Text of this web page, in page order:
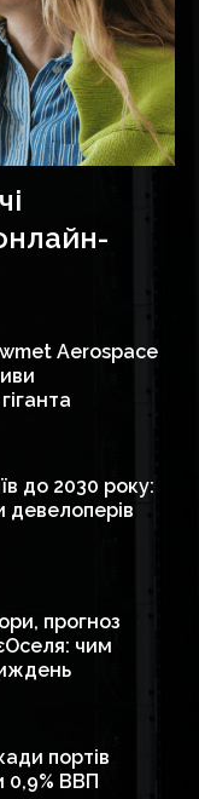
Aerospace
до 2030 року:
девелоперів
прогноз
чим
портів
0,9% ВВП